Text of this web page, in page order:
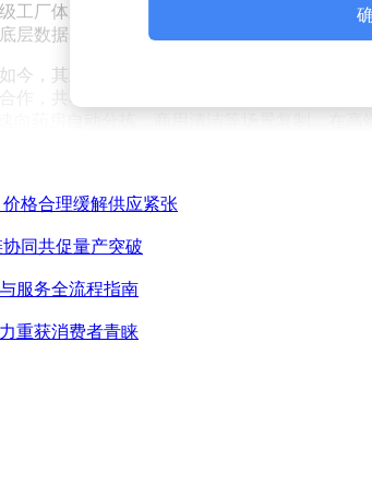
工厂体系，组建了中国最大规模的真实数采
数据基础设施为Spirit v1.6模型的泛化与演进
今，其正全速推进海量场景的商业化落地，
作，共享场景、技术、供应链与全球渠道，
向药房自动分拣、商用清洁等场景复制。在
的深度协作，千寻智能在极短时间内跑通了“
模型分水岭，上半年模型能力拉开差距，下
业。
格合理缓解供应紧张
同共促量产突破
服务全流程指南
重获消费者青睐